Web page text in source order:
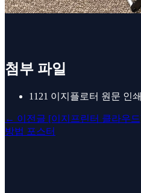
첨부 파일
1121 이지플로터 원문 인
← 이전글 [이지프린터 클라우
방법 포스터